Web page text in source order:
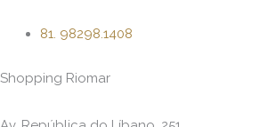
81. 98298.1408
Shopping Riomar